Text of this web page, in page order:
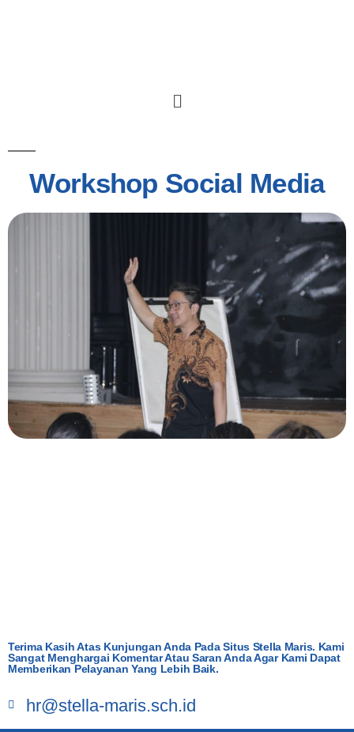
Workshop Social Media
Terima Kasih Atas Kunjungan Anda Pada Situs Stella Maris. Kami
Sangat Menghargai Komentar Atau Saran Anda Agar Kami Dapat
Memberikan Pelayanan Yang Lebih Baik.
hr@stella-maris.sch.id